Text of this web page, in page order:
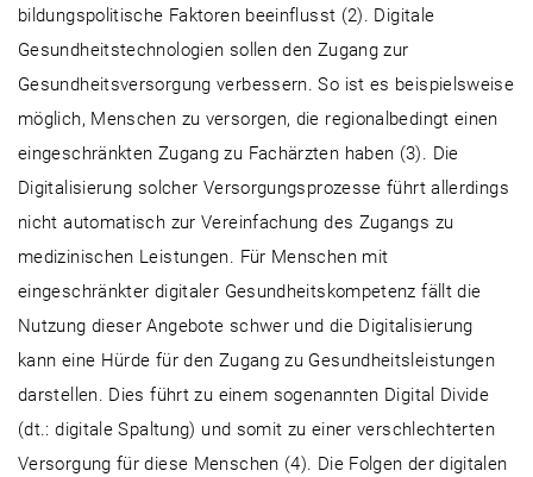
bildungspolitische Faktoren beeinflusst (2). Digitale
Gesundheitstechnologien sollen den Zugang zur
Gesundheitsversorgung verbessern. So ist es beispielsweise
möglich, Menschen zu versorgen, die regionalbedingt einen
eingeschränkten Zugang zu Fachärzten haben (3). Die
Digitalisierung solcher Versorgungsprozesse führt allerdings
nicht automatisch zur Vereinfachung des Zugangs zu
medizinischen Leistungen. Für Menschen mit
eingeschränkter digitaler Gesundheitskompetenz fällt die
Nutzung dieser Angebote schwer und die Digitalisierung
kann eine Hürde für den Zugang zu Gesundheitsleistungen
darstellen. Dies führt zu einem sogenannten Digital Divide
(dt.: digitale Spaltung) und somit zu einer verschlechterten
Versorgung für diese Menschen (4). Die Folgen der digitalen